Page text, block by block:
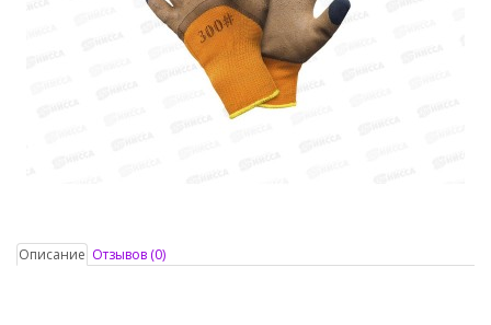
Описание Отзывов (0)